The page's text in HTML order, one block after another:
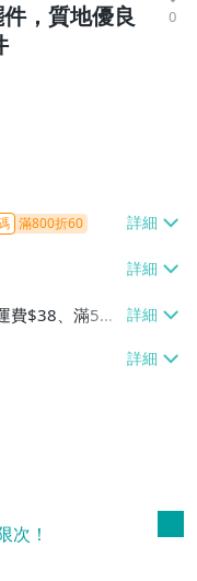
，質地優良
0
滿800折60
費$38、滿5件
ELEVEN取貨
貨付款【單件
免運
$120、滿5件
次！